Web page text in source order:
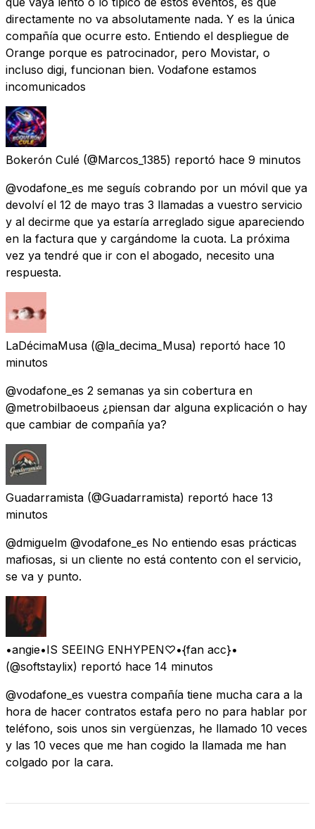
directamente no va absolutamente nada. Y es la única
compañía que ocurre esto. Entiendo el despliegue de
Orange porque es patrocinador, pero Movistar, o
incluso digi, funcionan bien. Vodafone estamos
incomunicados
Bokerón Culé (@Marcos_1385) reportó hace 9 minutos
@vodafone_es me seguís cobrando por un móvil que ya
devolví el 12 de mayo tras 3 llamadas a vuestro servicio
y al decirme que ya estaría arreglado sigue apareciendo
en la factura que y cargándome la cuota. La próxima
vez ya tendré que ir con el abogado, necesito una
respuesta.
LaDécimaMusa (@la_decima_Musa) reportó hace 10
minutos
@vodafone_es 2 semanas ya sin cobertura en
@metrobilbaoeus ¿piensan dar alguna explicación o hay
que cambiar de compañía ya?
Guadarramista (@Guadarramista) reportó hace 13
minutos
@dmiguelm @vodafone_es No entiendo esas prácticas
mafiosas, si un cliente no está contento con el servicio,
se va y punto.
•angie•IS SEEING ENHYPEN♡•{fan acc}•
(@softstaylix) reportó hace 14 minutos
@vodafone_es vuestra compañía tiene mucha cara a la
hora de hacer contratos estafa pero no para hablar por
teléfono, sois unos sin vergüenzas, he llamado 10 veces
y las 10 veces que me han cogido la llamada me han
colgado por la cara.